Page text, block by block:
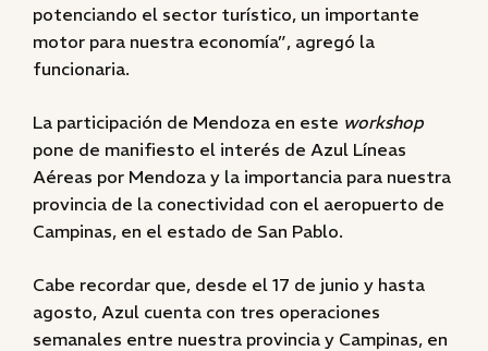
potenciando el sector turístico, un importante
motor para nuestra economía”, agregó la
funcionaria.
La participación de Mendoza en este workshop
pone de manifiesto el interés de Azul Líneas
Aéreas por Mendoza y la importancia para nuestra
provincia de la conectividad con el aeropuerto de
Campinas, en el estado de San Pablo.
Cabe recordar que, desde el 17 de junio y hasta
agosto, Azul cuenta con tres operaciones
semanales entre nuestra provincia y Campinas, en